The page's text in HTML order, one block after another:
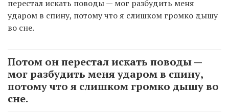
перестал искать поводы — мог разбудить меня
ударом в спину, потому что я слишком громко дышу
во сне.
Потом он перестал искать поводы —
мог разбудить меня ударом в спину,
потому что я слишком громко дышу во
сне.